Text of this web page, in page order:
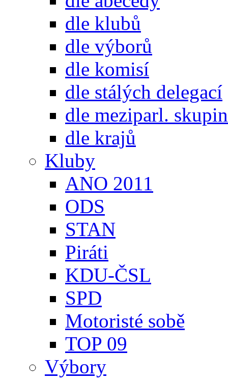
dle klubů
dle výborů
dle komisí
dle stálých delegací
dle meziparl. skupin
dle krajů
Kluby
ANO 2011
ODS
STAN
Piráti
KDU-ČSL
SPD
Motoristé sobě
TOP 09
Výbory